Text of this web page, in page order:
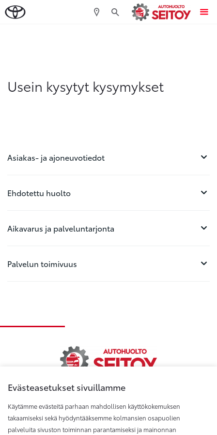
Usein kysytyt kysymykset
Asiakas- ja ajoneuvotiedot
Ehdotettu huolto
Aikavarus ja palveluntarjonta
Palvelun toimivuus
Autohuolto Seitoy Oy
Evästeasetukset sivuillamme
Käytämme evästeitä parhaan mahdollisen käyttökokemuksen
takaamiseksi sekä hyödyntääksemme kolmansien osapuolien
palveluita sivuston toiminnan parantamiseksi ja mainonnan